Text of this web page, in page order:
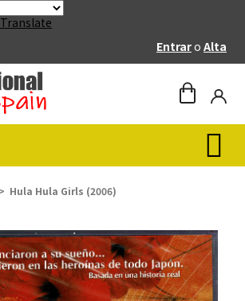
Translate
Entraro Alta
Hula Hula Girls (2006)